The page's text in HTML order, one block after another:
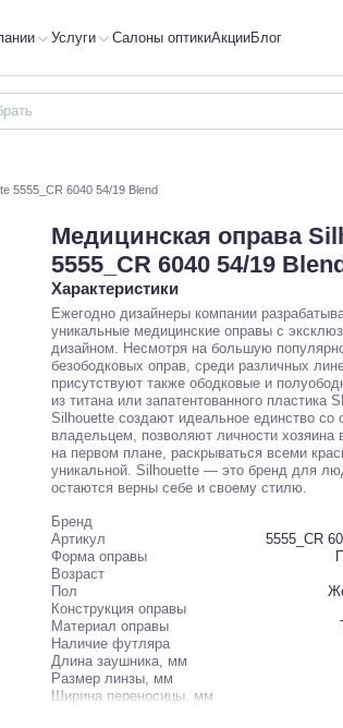
Услуги Салоны оптикиАкцииБлог
5555_CR 6040 54/19 Blend
Медицинская оправа
5555_CR 6040 54/19
Характеристики
Ежегодно дизайнеры компании
уникальные медицинские оправы с
дизайном. Несмотря на большую
безободковых оправ, среди различных
присутствуют также ободковые и
из титана или запатентованного пластика
Silhouette создают идеальное единство со
владельцем, позволяют личности хозяина
на первом плане, раскрываться всеми
уникальной. Silhouette — это бренд для
остаются верны себе и своему стилю.
Бренд
Артикул
5555_CR
Форма оправы
Возраст
Пол
Конструкция оправы
Материал оправы
Наличие футляра
Длина заушника, мм
Размер линзы, мм
Ширина переносицы, мм